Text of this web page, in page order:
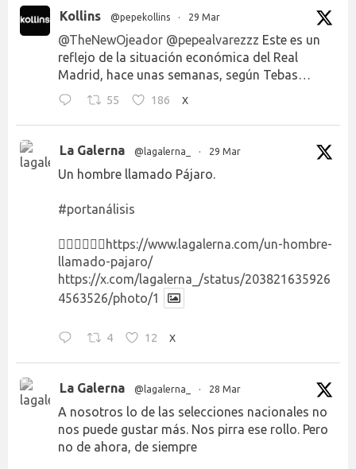
Kollins @pepekollins · 29 Mar
@TheNewOjeador @pepealvarezzz Este es un
reflejo de la situación económica del Real
Madrid, hace unas semanas, según Tebas…
55 186 X
La Galerna @lagalerna_ · 29 Mar
Un hombre llamado Pájaro.
#portanálisis
👉🏻👉🏻👉🏻 https://www.lagalerna.com/un-hombre-
llamado-pajaro/
https://x.com/lagalerna_/status/203821635926
4563526/photo/1
4 12 X
La Galerna @lagalerna_ · 28 Mar
A nosotros lo de las selecciones nacionales no
nos puede gustar más. Nos pirra ese rollo. Pero
no de ahora, de siempre